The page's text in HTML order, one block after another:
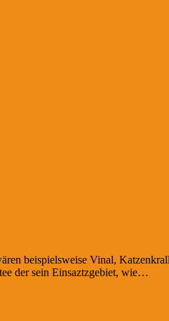
beispielsweise Vinal,
der sein Einsaztzgebiet, wie…